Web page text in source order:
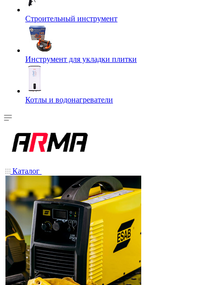
Строительный инструмент
Инструмент для укладки плитки
Котлы и водонагреватели
Каталог